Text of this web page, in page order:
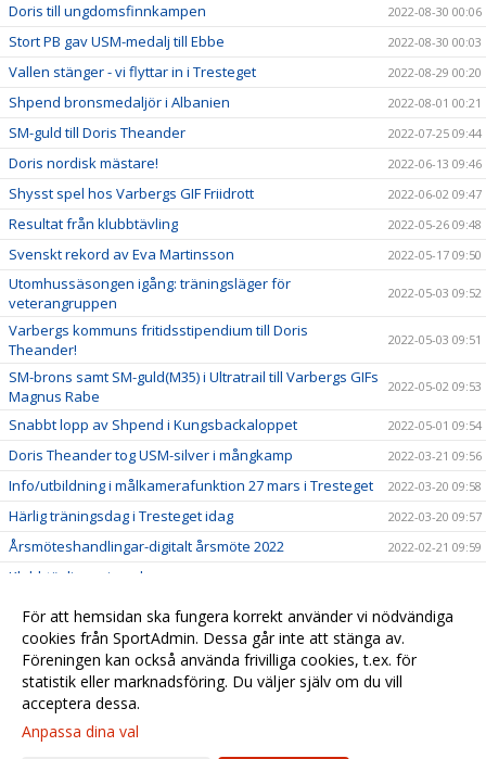
Doris till ungdomsfinnkampen 2022-08-30 00:06
Stort PB gav USM-medalj till Ebbe 2022-08-30 00:03
Vallen stänger - vi flyttar in i Tresteget 2022-08-29 00:20
Shpend bronsmedaljör i Albanien 2022-08-01 00:21
SM-guld till Doris Theander 2022-07-25 09:44
Doris nordisk mästare! 2022-06-13 09:46
Shysst spel hos Varbergs GIF Friidrott 2022-06-02 09:47
Resultat från klubbtävling 2022-05-26 09:48
Svenskt rekord av Eva Martinsson 2022-05-17 09:50
Utomhussäsongen igång: träningsläger för
veterangruppen
2022-05-03 09:52
Varbergs kommuns fritidsstipendium till Doris
Theander!
2022-05-03 09:51
SM-brons samt SM-guld(M35) i Ultratrail till Varbergs GIFs
Magnus Rabe
2022-05-02 09:53
Snabbt lopp av Shpend i Kungsbackaloppet 2022-05-01 09:54
Doris Theander tog USM-silver i mångkamp 2022-03-21 09:56
Info/utbildning i målkamerafunktion 27 mars i Tresteget 2022-03-20 09:58
Härlig träningsdag i Tresteget idag 2022-03-20 09:57
Årsmöteshandlingar-digitalt årsmöte 2022 2022-02-21 09:59
Klubbtävlingar inomhus
Klubbtävling Halland ställs in 2022-01-06 10:02
Anders "Palmas" Palmqvist till Varbergs GIF 2022-01-05 10:01
IDM ställs in 8-9 januari 2022-01-01 10:03
För att hemsidan ska fungera korrekt använder vi nödvändiga
cookies från SportAdmin. Dessa går inte att stänga av.
Föreningen kan också använda frivilliga cookies, t.ex. för
statistik eller marknadsföring. Du väljer själv om du vill
acceptera dessa.
Anpassa dina val